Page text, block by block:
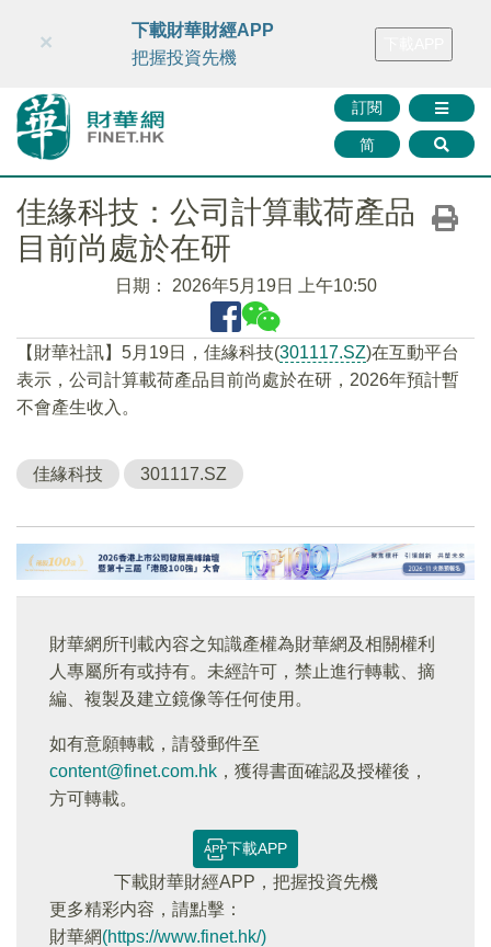
財華智庫網 FINTV FINMETA 財華證券 媒體矩陣
訂閱
简
×
下載財華財經APP
把握投資先機
佳緣科技：公司計算載荷產品
目前尚處於在研
日期： 2026年5月19日 上午10:50
【財華社訊】5月19日，佳緣科技(301117.SZ)在互動平台
表示，公司計算載荷產品目前尚處於在研，2026年預計暫
不會產生收入。
佳緣科技 301117.SZ
財華網所刊載內容之知識產權為財華網及相關權利
人專屬所有或持有。未經許可，禁止進行轉載、摘
編、複製及建立鏡像等任何使用。
如有意願轉載，請發郵件至
content@finet.com.hk ，獲得書面確認及授權後，
方可轉載。
下載APP
下載財華財經APP，把握投資先機
更多精彩内容，請點擊：
財華網(https://www.finet.hk/)